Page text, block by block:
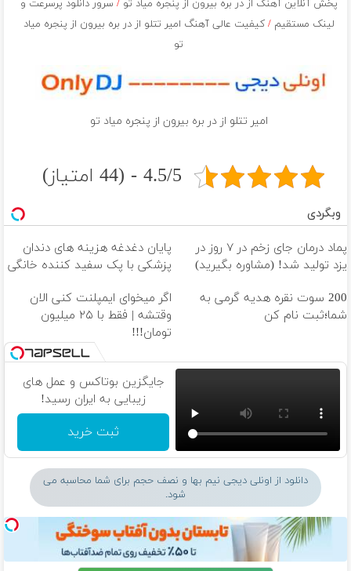
پخش آنلاین آهنگ از در بره بيرون از پنجره مياد تو/ سرور دانلود پرسرعت و
لینک مستقیم/ کیفیت عالی آهنگ امیر تتلو از در بره بيرون از پنجره مياد
تو
امیر تتلو از در بره بيرون از پنجره مياد تو
4.5/5 - (44 امتیاز)
وبگردی
پماد درمان جای زخم در ۷ روز در
یزد تولید شد! (مشاوره بگیرید)
پایان دغدغه هزینه های دندان
پزشکی با پک سفید کننده خانگی
200 سوت نقره هدیه گرمی به
شما؛ثبت نام کن
اگر میخوای ایمپلنت کنی الان
وقتشه | فقط با ۲۵ میلیون
تومان!!!
جایگزین بوتاکس و عمل های
زیبایی به ایران رسید!
ثبت خرید
دانلود از اونلی دیجی نیم بها و نصف حجم برای شما محاسبه می
شود.